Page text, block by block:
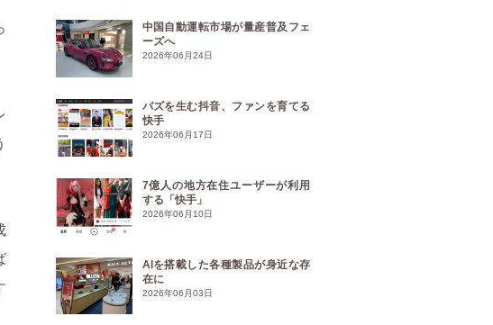
中国自動運転市場が量産普及フェ
ーズへ
2026年06月24日
バズを生む抖音、ファンを育てる
快手
2026年06月17日
7億人の地方在住ユーザーが利用
する「快手」
2026年06月10日
AIを搭載した各種製品が身近な存
在に
2026年06月03日